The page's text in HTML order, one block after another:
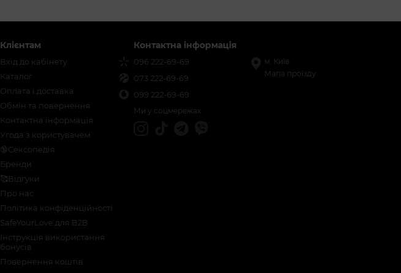
Клієнтам
Вхід до кабінету
Каталог
Оплата і доставка
Обмін та повернення
Контактна інформація
Угода з користувачем
🔞Сексопедія
Бренди
🥰Відгуки
Про нас
Політика конфіденційності
SafeYourLove для B2B
Інструкція використання
бонусів
Повернення коштів
Контактна інформація
096 222-69-69
073 222-69-69
099 222-69-69
м. Київ
Мапа проїзду
Ми у соцмережах